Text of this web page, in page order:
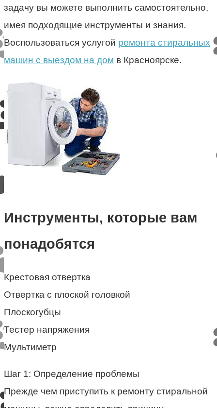
задачу вы можете выполнить самостоятельно,
имея подходящие инструменты и знания.
Воспользоваться услугой ремонта стиральных
машин с выездом на дом в Красноярске.
Инструменты, которые вам
понадобятся
Крестовая отвертка
Отвертка с плоской головкой
Плоскогубцы
Тестер напряжения
Мультиметр
Шаг 1: Определение проблемы
Прежде чем приступить к ремонту стиральной